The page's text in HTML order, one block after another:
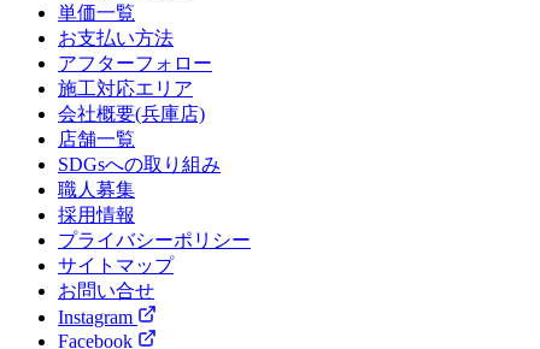
単価一覧
お支払い方法
アフターフォロー
施工対応エリア
会社概要(兵庫店)
店舗一覧
SDGsへの取り組み
職人募集
採用情報
プライバシーポリシー
サイトマップ
お問い合せ
Instagram
Facebook